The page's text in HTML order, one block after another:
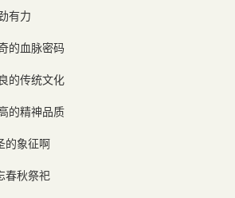
有力
的血脉密码
的传统文化
的精神品质
的象征啊
春秋祭祀